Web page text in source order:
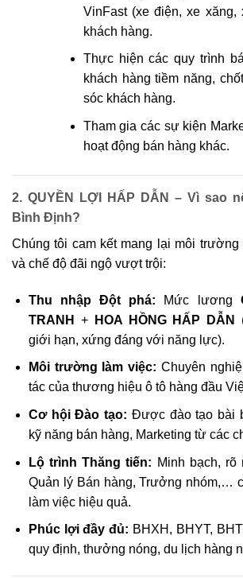
VinFast (xe điện, xe xăng,
khách hàng.
Thực hiện các quy trình
khách hàng tiềm năng,
sóc khách hàng.
Tham gia các sự kiện
hoạt động bán hàng khác.
2. QUYỀN LỢI HẤP DẪN – Vì sao
Bình Định?
Chúng tôi cam kết mang lại môi
và chế độ đãi ngộ vượt trội:
Thu nhập Đột phá: Mức lương
TRANH
+ HOA HỒNG HẤP DẪN
giới hạn, xứng đáng với năng lực).
Môi trường làm việc: Chuyên
tác của thương hiệu ô tô hàng đầu
Cơ hội Đào tạo: Được đào tạo bài
kỹ năng bán hàng, Marketing từ các
Lộ trình Thăng tiến: Minh bạch,
Quản lý Bán hàng, Trưởng nhóm,…
làm việc hiệu quả.
Phúc lợi đầy đủ: BHXH, BHYT,
quy định, thưởng nóng, du lịch hàng